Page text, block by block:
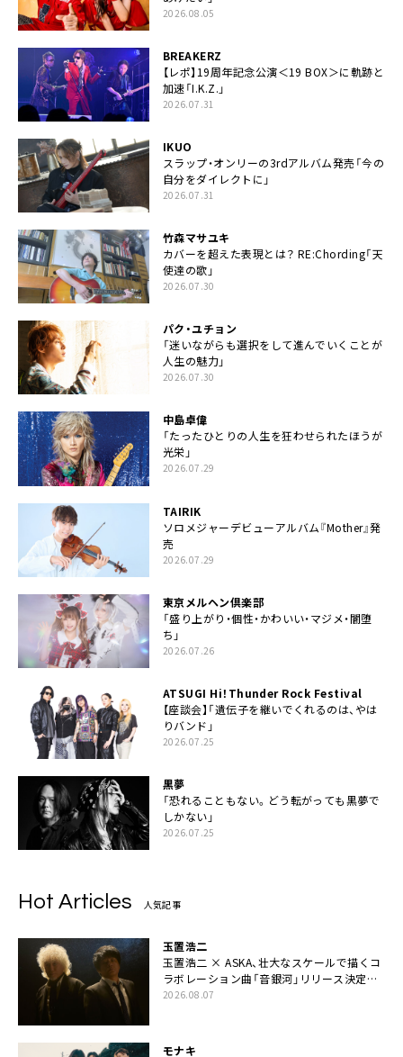
2026.08.05
BREAKERZ
【レポ】19周年記念公演＜19 BOX＞に軌跡と
加速「I.K.Z.」
2026.07.31
IKUO
スラップ・オンリーの3rdアルバム発売「今の
自分をダイレクトに」
2026.07.31
竹森マサユキ
カバーを超えた表現とは？ RE:Chording「天
使達の歌」
2026.07.30
パク・ユチョン
「迷いながらも選択をして進んでいくことが
人生の魅力」
2026.07.30
中島卓偉
「たったひとりの人生を狂わせられたほうが
光栄」
2026.07.29
TAIRIK
ソロメジャーデビューアルバム『Mother』発
売
2026.07.29
東京メルヘン倶楽部
「盛り上がり・個性・かわいい・マジメ・闇堕
ち」
2026.07.26
ATSUGI Hi！Thunder Rock Festival
【座談会】「遺伝子を継いでくれるのは、やは
りバンド」
2026.07.25
黒夢
「恐れることもない。どう転がっても黒夢で
しかない」
2026.07.25
Hot Articles 人気記事
玉置浩二
玉置浩二 × ASKA、壮大なスケールで描くコ
ラボレーション曲「音銀河」リリース決定。
カップリングには新曲「命の宿り」収録も
2026.08.07
モナキ